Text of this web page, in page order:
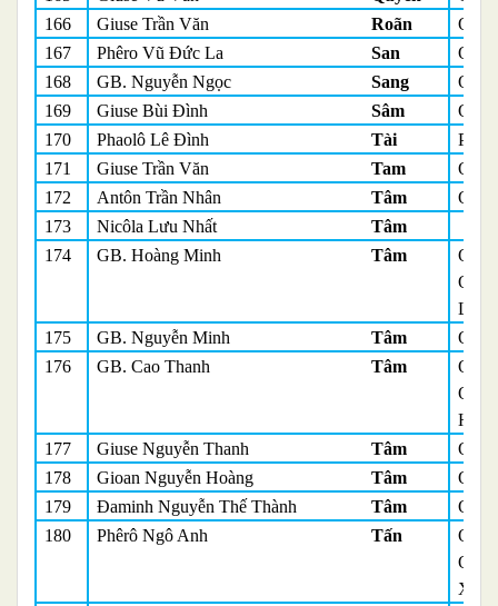
166
Giuse Trần Văn Roãn
167
Phêro Vũ Đức La San
168
GB. Nguyễn Ngọc Sang
169
Giuse Bùi Đình Sâm
170
Phaolô Lê Đình Tài
Phó
171
Giuse Trần Văn Tam
172
Antôn Trần Nhân Tâm
173
Nicôla Lưu Nhất
Tâm
174
GB. Hoàng Minh Tâm
Long
175
GB. Nguyễn Minh Tâm
176
GB. Cao Thanh Tâm
Hô
177
Giuse Nguyễn Thanh Tâm
178
Gioan Nguyễn Hoàng Tâm
179
Đaminh Nguyễn Thế Thành Tâm
180
Phêrô Ngô Anh Tấn
Xoài